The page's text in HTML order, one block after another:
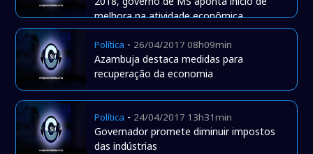
melhora na atividade econômica.
Política - 26/04/2017 08h09min
Azambuja destaca medidas para
recuperação da economia
Política - 24/04/2017 13h31min
Governador promete diminuir impostos
das indústrias